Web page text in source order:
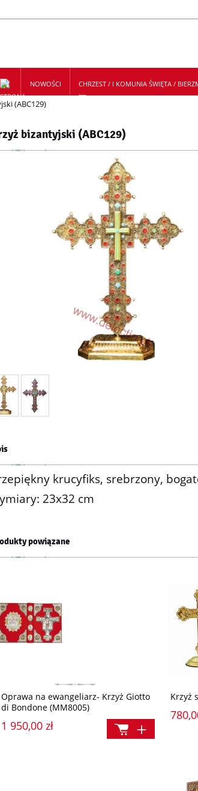
NOWOŚCI CHRZEST / I KOMUNIA ŚWIĘTA /
ZAPIS NA NEWSLETTER
(ABC129)
bizantyjski (ABC129)
krucyfiks, srebrzony,
23x32 cm
powiązane
Oprawa na ewangeliarz- Krzyż Giotto
di Bondone (MM8005)
1 950,00 zł
Krzyż